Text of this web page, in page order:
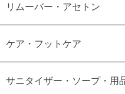
リムーバー・アセトン
ケア・フットケア
サニタイザー・ソープ・用